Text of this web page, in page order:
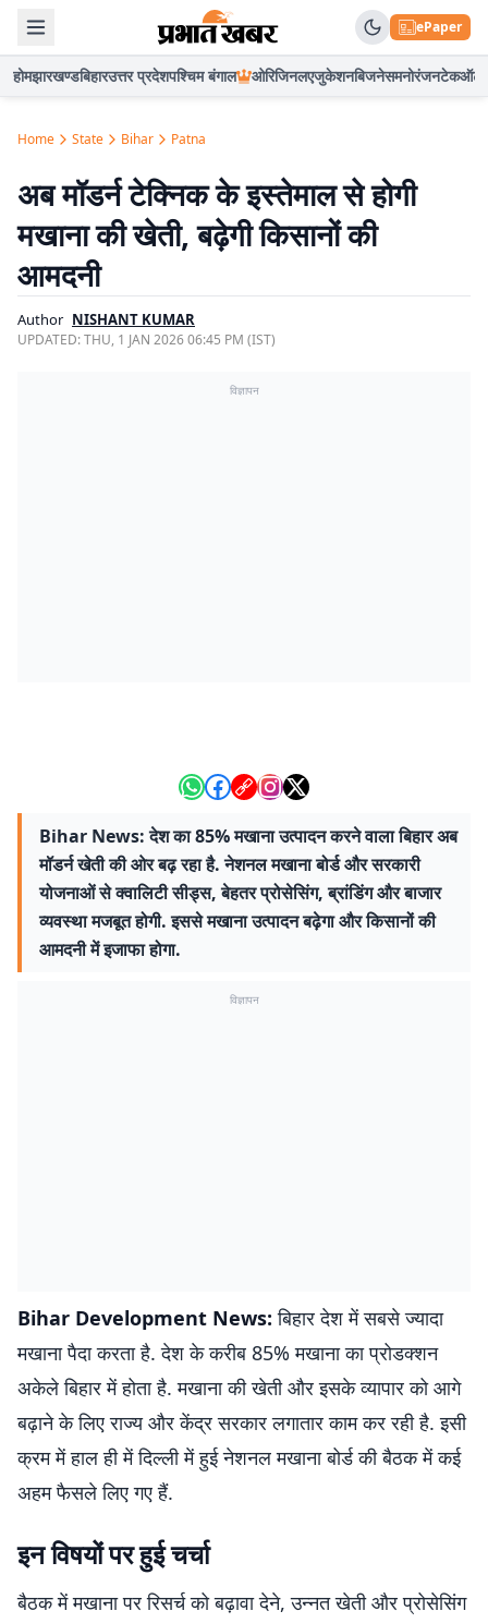
ePaper
होमझारखण्डबिहारउत्तर प्रदेशपश्चिम बंगाल ओरिजिनलएजुकेशनबिजनेसमनोरंजनटेकऑटो
Home State Bihar Patna
अब मॉडर्न टेक्निक के इस्तेमाल से होगी
मखाना की खेती, बढ़ेगी किसानों की
आमदनी
Author NISHANT KUMAR
UPDATED:THU, 1 JAN 2026 06:45 PM (IST)
विज्ञापन
Bihar News: देश का 85% मखाना उत्पादन करने वाला बिहार अब
मॉडर्न खेती की ओर बढ़ रहा है. नेशनल मखाना बोर्ड और सरकारी
योजनाओं से क्वालिटी सीड्स, बेहतर प्रोसेसिंग, ब्रांडिंग और बाजार
व्यवस्था मजबूत होगी. इससे मखाना उत्पादन बढ़ेगा और किसानों की
आमदनी में इजाफा होगा.
विज्ञापन
Bihar Development News: बिहार देश में सबसे ज्यादा
मखाना पैदा करता है. देश के करीब 85% मखाना का प्रोडक्शन
अकेले बिहार में होता है. मखाना की खेती और इसके व्यापार को आगे
बढ़ाने के लिए राज्य और केंद्र सरकार लगातार काम कर रही है. इसी
क्रम में हाल ही में दिल्ली में हुई नेशनल मखाना बोर्ड की बैठक में कई
अहम फैसले लिए गए हैं.
इन विषयों पर हुई चर्चा
बैठक में मखाना पर रिसर्च को बढ़ावा देने, उन्नत खेती और प्रोसेसिंग